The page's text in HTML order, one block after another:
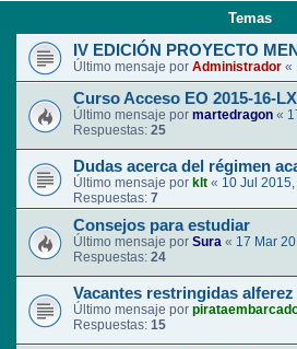
Temas
IV EDICIÓN PROYECTO
Último mensaje por Administrador «
Curso Acceso EO 2015-16-
Último mensaje por martedragon «
Respuestas: 25
Dudas acerca del régimen
Último mensaje por klt « 10 Jul 2015,
Respuestas: 7
Consejos para estudiar
Último mensaje por Sura « 17 Mar
Respuestas: 24
Vacantes restringidas
Último mensaje por
Respuestas: 15